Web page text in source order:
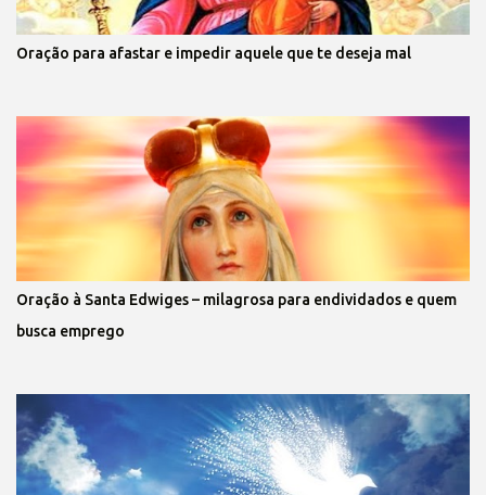
Oração para afastar e impedir aquele que te deseja mal
Oração à Santa Edwiges – milagrosa para endividados e quem
busca emprego